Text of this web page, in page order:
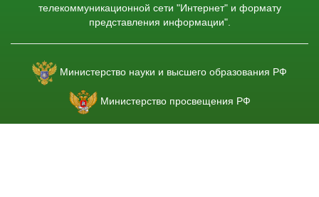
телекоммуникационной сети "Интернет" и формату
представления информации".
Министерство науки и высшего образования РФ
Министерство просвещения РФ